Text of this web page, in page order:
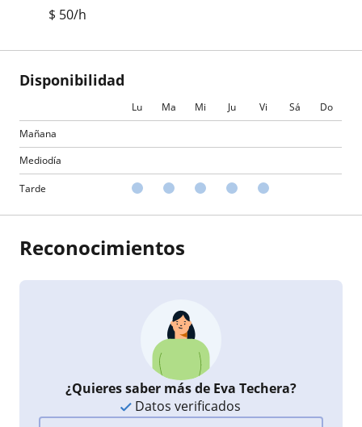
$ 50/h
Disponibilidad
Lu Ma Mi Ju Vi Sá
Do
Mañana
Mediodía
Tarde
Reconocimientos
¿Quieres saber más de Eva Techera?
Datos verificados